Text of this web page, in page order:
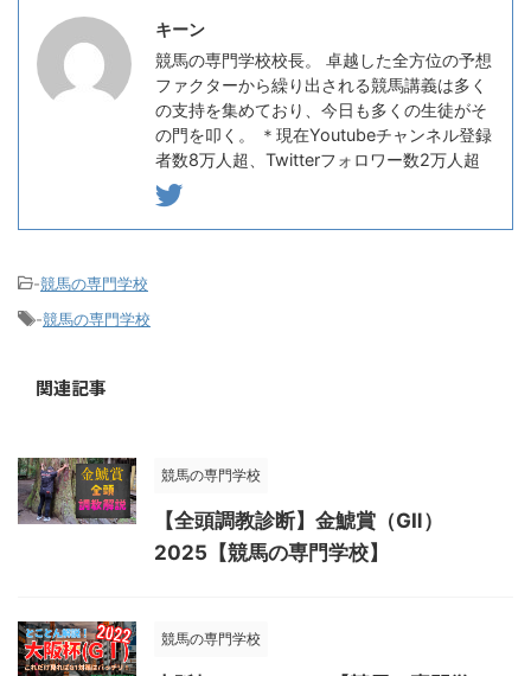
キーン
競馬の専門学校校長。 卓越した全方位の予想
ファクターから繰り出される競馬講義は多く
の支持を集めており、今日も多くの生徒がそ
の門を叩く。 ＊現在Youtubeチャンネル登録
者数8万人超、Twitterフォロワー数2万人超
-競馬の専門学校
-競馬の専門学校
関連記事
競馬の専門学校
【全頭調教診断】金鯱賞（GⅡ）
2025【競馬の専門学校】
競馬の専門学校